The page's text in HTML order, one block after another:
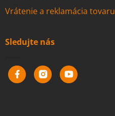
Vrátenie a reklamácia tovaru
Sledujte nás